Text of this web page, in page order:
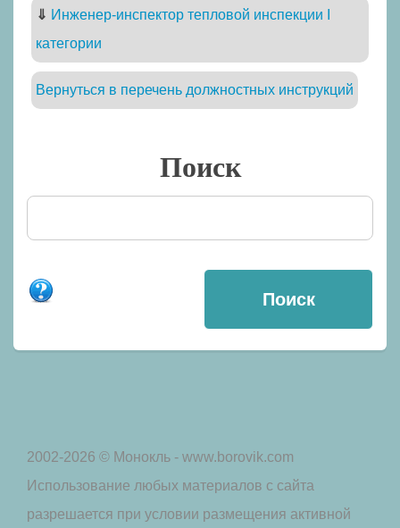
⇓ Инженер-инспектор тепловой инспекции I
категории
Вернуться в перечень должностных инструкций
Поиск
2002-2026 © Монокль - www.borovik.com
Использование любых материалов с сайта
разрешается при условии размещения активной